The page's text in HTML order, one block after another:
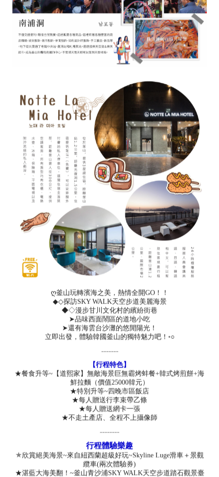
ღ釜山玩轉濱海之美，熱情全開GO！！
◆◇探訪SKY WALK天空步道美麗海景
◆◇漫步甘川文化村的繽紛街巷
➤品味西面鬧區的道地小吃
➤還有海雲台沙灘的悠閒陽光！
立即出發，體驗韓國釜山的獨特魅力吧！◦○
-------
【行程特色】
★餐食升等~【道熙家】無敵海景巨無霸烤蚌餐+韓式烤煎餅+海
鮮拉麵（價值25000韓元）
★特別升等~四晚市區飯店
★每人贈送行李束帶乙條
★每人贈送網卡一張
★不走土產店、全程不上攝像師
--------
行程體驗樂趣
★欣賞絕美海景~來自紐西蘭超級好玩~Skyline Luge滑車＋景觀
纜車(兩次體驗券)
★湛藍大海美翻！~釜山青沙浦SKY WALK天空步道踏石觀景臺